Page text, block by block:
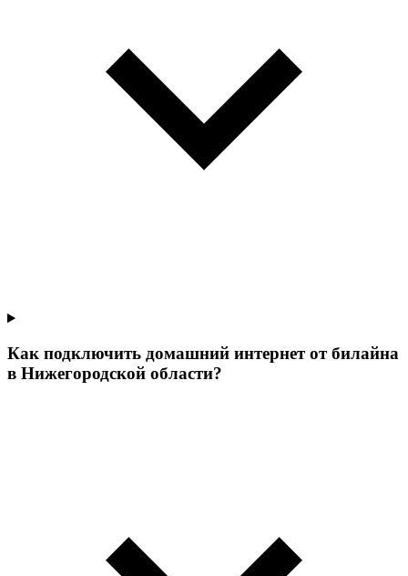
Как подключить домашний интернет от билайна
в Нижегородской области?